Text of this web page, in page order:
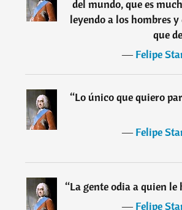
del mundo, que es
leyendo a los hombres
que
―Felipe
“Lo único que quiero
―Felipe
“La gente odia a quien
―Felipe